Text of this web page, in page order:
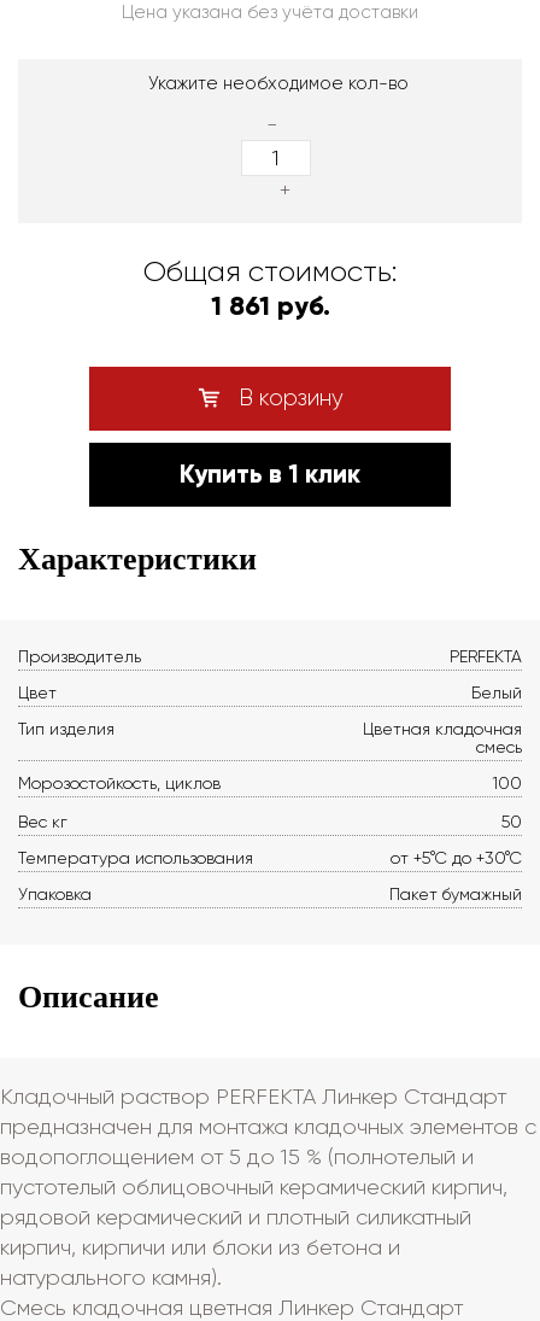
Цена указана без учёта доставки
Укажите необходимое кол-во
-
+
Общая стоимость:
1 861 руб.
В корзину
Купить в 1 клик
Характеристики
Производитель
PERFEKTA
Цвет
Белый
Тип изделия
Цветная кладочная
смесь
Морозостойкость, циклов
100
Вес кг
50
Температура использования
от +5°С до +30°С
Упаковка
Пакет бумажный
Описание
Кладочный раствор PERFEKTA Линкер Стандарт
предназначен для монтажа кладочных элементов с
водопоглощением от 5 до 15 % (полнотелый и
пустотелый облицовочный керамический кирпич,
рядовой керамический и плотный силикатный
кирпич, кирпичи или блоки из бетона и
натурального камня).
Смесь кладочная цветная Линкер Стандарт